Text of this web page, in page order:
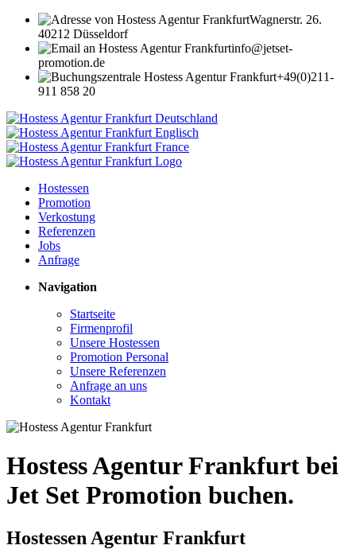
Wagnerstr. 26.
40212 Düsseldorf
info@jetset-
promotion.de
+49(0)211-
911 858 20
Hostessen
Promotion
Verkostung
Referenzen
Jobs
Anfrage
Navigation
Startseite
Firmenprofil
Unsere Hostessen
Promotion Personal
Unsere Referenzen
Anfrage an uns
Kontakt
Hostess Agentur Frankfurt bei
Jet Set Promotion buchen.
Hostessen Agentur Frankfurt